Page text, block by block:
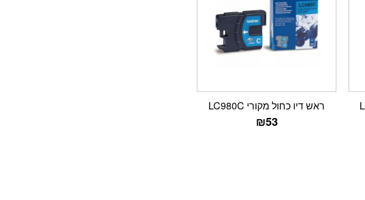
ראש דיו כחול מקורי LC980C
₪53